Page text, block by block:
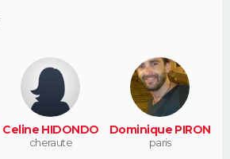
Celine HIDONDO
cheraute
Dominique PIRON
paris